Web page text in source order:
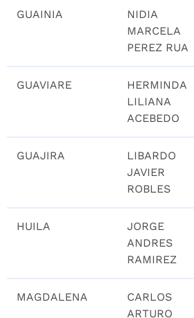
GUAINIA
NIDIA
MARCELA
PEREZ RUA
GUAVIARE
HERMINDA
LILIANA
ACEBEDO
GUAJIRA
LIBARDO
JAVIER
ROBLES
HUILA
JORGE
ANDRES
RAMIREZ
MAGDALENA
CARLOS
ARTURO